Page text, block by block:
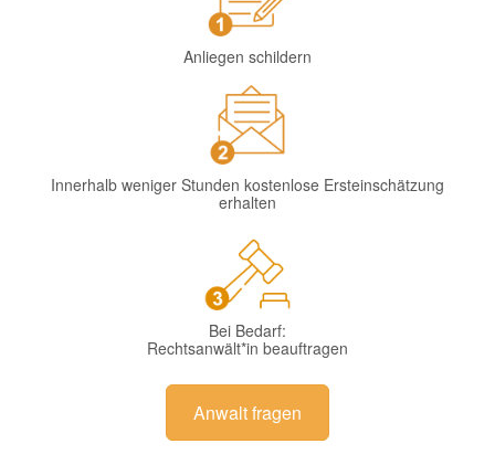
Anliegen schildern
Innerhalb weniger Stunden kostenlose Ersteinschätzung
erhalten
Bei Bedarf:
Rechtsanwält*in beauftragen
Anwalt fragen